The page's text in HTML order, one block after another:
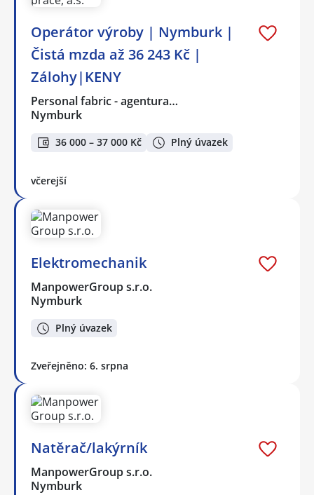
Operátor výroby | Nymburk |
Čistá mzda až 36 243 Kč |
Zálohy|KENY
Personal fabric - agentura…
Nymburk
36 000 – 37 000 Kč Plný úvazek
včerejší
Elektromechanik
ManpowerGroup s.r.o.
Nymburk
Plný úvazek
Zveřejněno: 6. srpna
Natěrač/lakýrník
ManpowerGroup s.r.o.
Nymburk